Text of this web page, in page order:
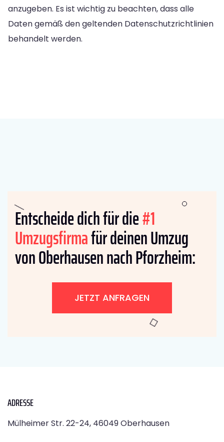
anzugeben. Es ist wichtig zu beachten, dass alle
Daten gemäß den geltenden Datenschutzrichtlinien
behandelt werden.
Entscheide dich für die#1
Umzugsfirmafür deinen Umzug
von Oberhausen nach Pforzheim:
JETZT ANFRAGEN
ADRESSE
Mülheimer Str. 22-24, 46049 Oberhausen